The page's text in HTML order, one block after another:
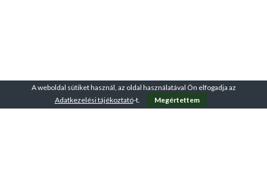
A weboldal sütiket használ, az oldal használatával Ön elfogadja az
Adatkezelési tájékoztató-t. Megértettem